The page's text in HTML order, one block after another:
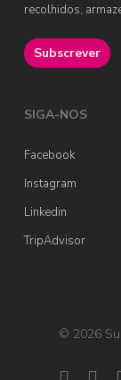
recolhidos,
SIGA-NOS
Facebook
Instagram
Linkedin
TripAdvisor
© 2026
facebook